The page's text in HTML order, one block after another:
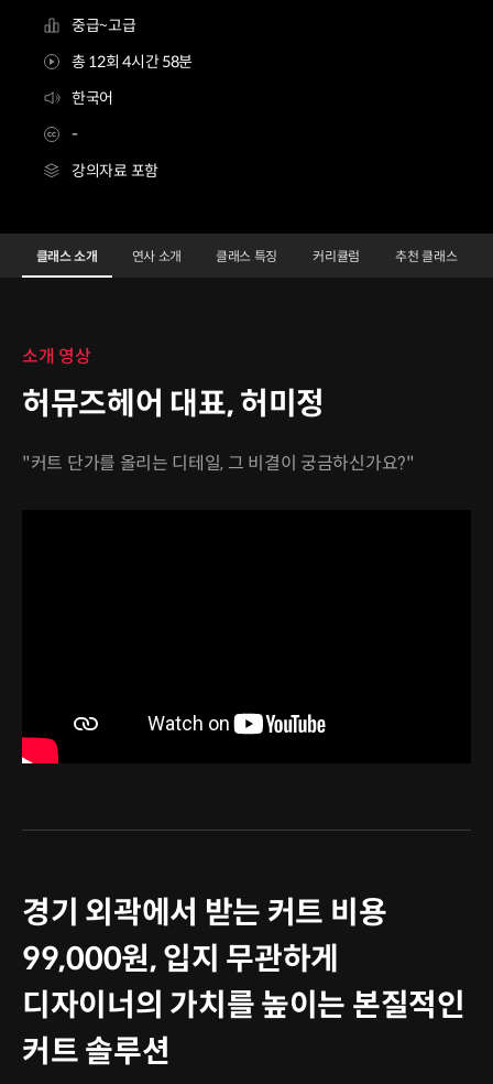
중급~고급
총 12회 4시간 58분
한국어
-
강의자료 포함
허뮤즈헤어대표 허미정 Details
Configuration Information Shortcuts
클래스 소개 연사 소개 클래스 특징 커리큘럼 추천 클래스
소개 영상
허뮤즈헤어 대표, 허미정
"커트 단가를 올리는 디테일, 그 비결이 궁금하신가요?"
경기 외곽에서 받는 커트 비용
99,000원, 입지 무관하게
디자이너의 가치를 높이는 본질적인
커트 솔루션